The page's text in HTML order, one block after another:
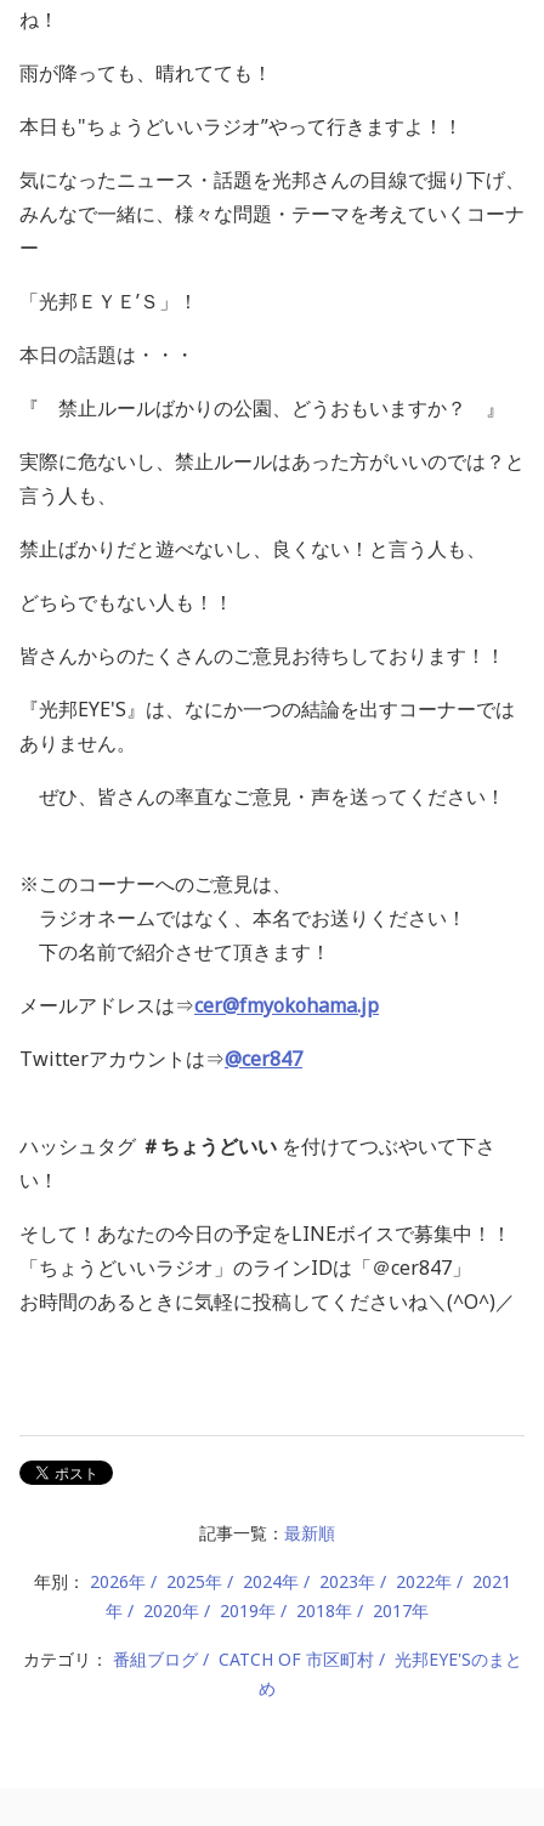
ね！
雨が降っても、晴れてても！
本日も"ちょうどいいラジオ”やって行きますよ！！
気になったニュース・話題を光邦さんの目線で掘り下げ、
みんなで一緒に、様々な問題・テーマを考えていくコーナ
ー
「光邦ＥＹＥ’Ｓ」！
本日の話題は・・・
『 禁止ルールばかりの公園、どうおもいますか？ 』
実際に危ないし、禁止ルールはあった方がいいのでは？と
言う人も、
禁止ばかりだと遊べないし、良くない！と言う人も、
どちらでもない人も！！
皆さんからのたくさんのご意見お待ちしております！！
『光邦EYE'S』は、なにか一つの結論を出すコーナーでは
ありません。
ぜひ、皆さんの率直なご意見・声を送ってください！
※このコーナーへのご意見は、
ラジオネームではなく、本名でお送りください！
下の名前で紹介させて頂きます！
メールアドレスは⇒cer@fmyokohama.jp
Twitterアカウントは⇒@cer847
ハッシュタグ ＃ちょうどいい を付けてつぶやいて下さ
い！
そして！あなたの今日の予定をLINEボイスで募集中！！
「ちょうどいいラジオ」のラインIDは「＠cer847」
お時間のあるときに気軽に投稿してくださいね＼(^O^)／
記事一覧： 最新順
年別： 2026年 2025年 2024年 2023年 2022年
2021
年
2020年 2019年 2018年 2017年
カテゴリ： 番組ブログ CATCH OF 市区町村
光邦EYE'Sのまと
め